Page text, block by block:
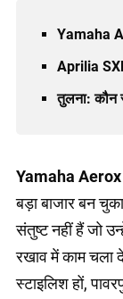
Yamaha
Aprilia
तुलना: कौन
Yamaha
बड़ा बाजार बन
संतुष्ट नहीं हैं जो
रखाव में काम चला
स्टाइलिश हों,